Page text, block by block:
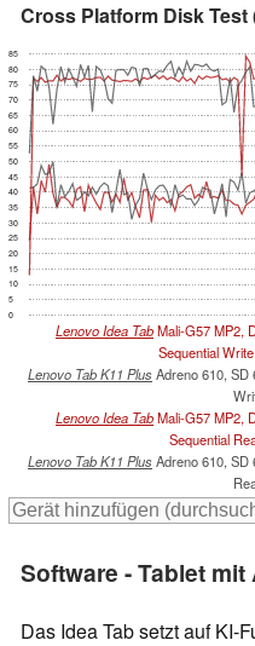
Cross Platform Disk Test
0
5
10
15
20
25
30
35
40
45
50
55
60
65
70
75
80
85
Lenovo Idea TabMali-G57 MP2,
Sequential
Lenovo Tab K11 PlusAdreno 610, SD
Lenovo Idea TabMali-G57 MP2,
Sequential
Lenovo Tab K11 PlusAdreno 610, SD
Software - Tablet
Das Idea Tab setzt auf KI-